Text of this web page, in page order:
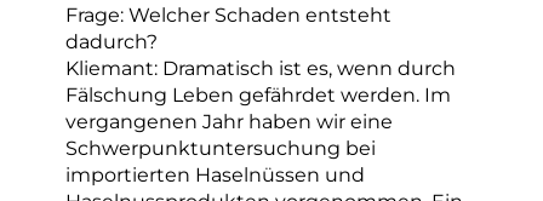
Frage: Welcher Schaden entsteht
dadurch?
Kliemant: Dramatisch ist es, wenn durch
Fälschung Leben gefährdet werden. Im
vergangenen Jahr haben wir eine
Schwerpunktuntersuchung bei
importierten Haselnüssen und